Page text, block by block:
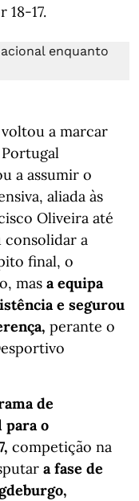
18-17.
voltou a marcar
a assumir o
aliada às
Oliveira até
a
final, o
mas a equipa
e segurou
perante o
de
para o
competição na
a fase de